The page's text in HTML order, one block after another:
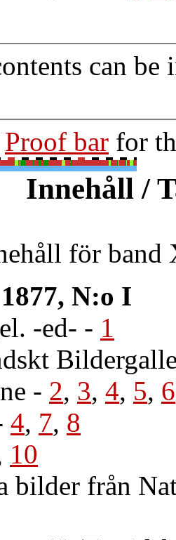
can
Proof bar for
Innehåll /
för band
N:o I
-ed- - 1
- 2, 3, 4, 5, 6
4, 7, 8
10
bilder från